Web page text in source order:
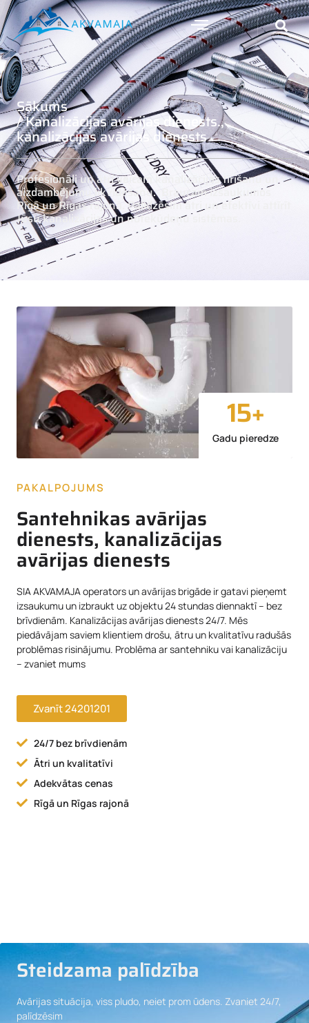
Sākums
/ Kanalizācijas avārijas dienests.,
kanalizācijas avārijas dienests
Profesionāli un ātri veicam kanalizācijas tīrīšanu un
aizdambējumu likvidēšanu. Braucam izsaukumos
Rīgā un Rīgas rajonā. Palīdzēsim ātri un efektīvi attīrīt
Jūsu kanalizācijas un notekūdeņu sistēmas.
Gadu pieredze
15+
PAKALPOJUMS
Santehnikas avārijas
dienests, kanalizācijas
avārijas dienests
SIA AKVAMAJA operators un avārijas brigāde ir gatavi pieņemt
izsaukumu un izbraukt uz objektu 24 stundas diennaktī – bez
brīvdienām. Kanalizācijas avārijas dienests 24/7. Mēs
piedāvājam saviem klientiem drošu, ātru un kvalitatīvu radušās
problēmas risinājumu. Problēma ar santehniku vai kanalizāciju
– zvaniet mums
Zvanīt 24201201
24/7 bez brīvdienām
Ātri un kvalitatīvi
Adekvātas cenas
Rīgā un Rīgas rajonā
Steidzama palīdzība
Avārijas situācija, viss pludo, neiet prom ūdens. Zvaniet 24/7,
palīdzēsim